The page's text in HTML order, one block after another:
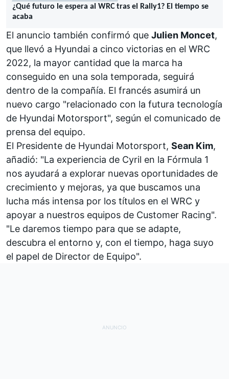
¿Qué futuro le espera al WRC tras el Rally1? El tiempo se
acaba
El anuncio también confirmó que Julien Moncet,
que llevó a Hyundai a cinco victorias en el WRC
2022, la mayor cantidad que la marca ha
conseguido en una sola temporada, seguirá
dentro de la compañía. El francés asumirá un
nuevo cargo "relacionado con la futura tecnología
de Hyundai Motorsport", según el comunicado de
prensa del equipo.
El Presidente de Hyundai Motorsport, Sean Kim,
añadió: "La experiencia de Cyril en la Fórmula 1
nos ayudará a explorar nuevas oportunidades de
crecimiento y mejoras, ya que buscamos una
lucha más intensa por los títulos en el WRC y
apoyar a nuestros equipos de Customer Racing".
"Le daremos tiempo para que se adapte,
descubra el entorno y, con el tiempo, haga suyo
el papel de Director de Equipo".